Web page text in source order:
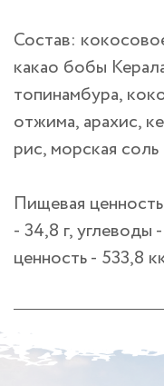
Состав:
какао бобы
топинамбура,
отжима, арахис,
рис, морская соль
Пищевая
- 34,8 г, углеводы
ценность - 533,8